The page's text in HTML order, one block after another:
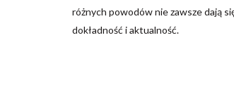
różnych powodów nie zawsze dają
dokładność i aktualność.